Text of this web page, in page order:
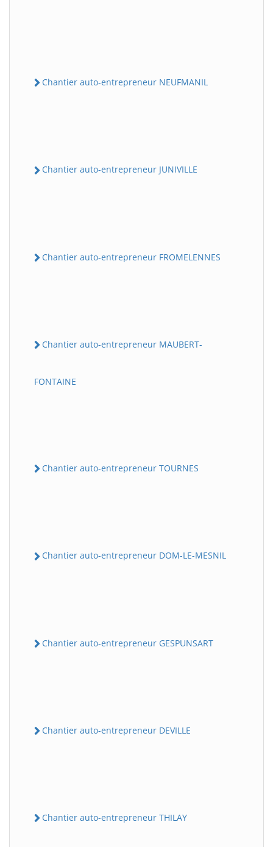
Chantier auto-entrepreneur NEUFMANIL
Chantier auto-entrepreneur JUNIVILLE
Chantier auto-entrepreneur FROMELENNES
Chantier auto-entrepreneur MAUBERT-
FONTAINE
Chantier auto-entrepreneur TOURNES
Chantier auto-entrepreneur DOM-LE-MESNIL
Chantier auto-entrepreneur GESPUNSART
Chantier auto-entrepreneur DEVILLE
Chantier auto-entrepreneur THILAY